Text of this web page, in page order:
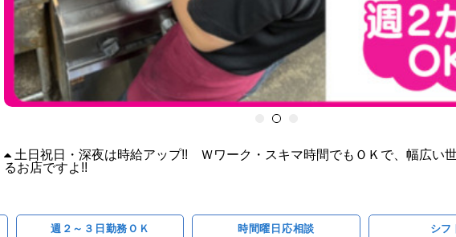
土日祝日・深夜は時給アップ!! Ｗワーク・スキマ時間でもＯＫで、幅広い
るお店ですよ!!
週２～３日勤務ＯＫ 時間曜日応相談 シフ